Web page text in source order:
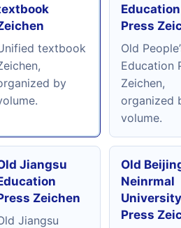
textbook
by
Education
Press
Old
Education
Zeichen,
organized
volume.
Jiangsu
Zeichen
Jiangsu
Old
Neinrmal
University
Press